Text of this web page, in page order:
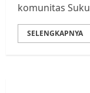
komunitas
SELENGKAPNYA
5